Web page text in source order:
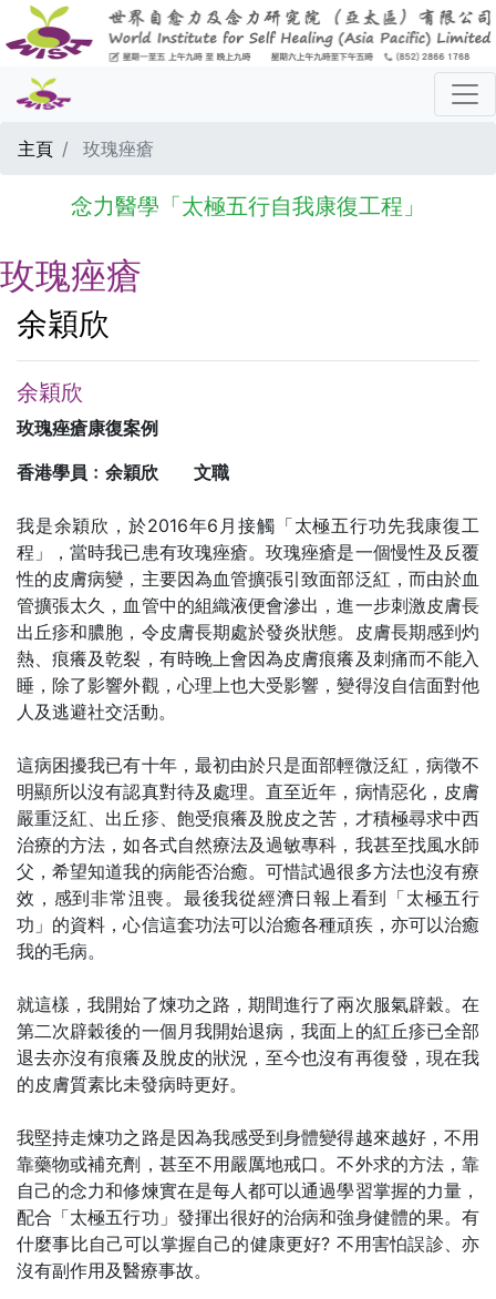
主頁 玫瑰痤瘡
念力醫學「太極五行自我康復工程」
玫瑰痤瘡
余穎欣
余穎欣
玫瑰痤瘡康復案例
香港學員﹕余穎欣 文職
我是余穎欣，於2016年6月接觸「太極五行功先我康復工
程」，當時我已患有玫瑰痤瘡。玫瑰痤瘡是一個慢性及反覆
性的皮膚病變，主要因為血管擴張引致面部泛紅，而由於血
管擴張太久，血管中的組織液便會滲出，進一步刺激皮膚長
出丘疹和膿胞，令皮膚長期處於發炎狀態。皮膚長期感到灼
熱、痕癢及乾裂，有時晚上會因為皮膚痕癢及刺痛而不能入
睡，除了影響外觀，心理上也大受影響，變得沒自信面對他
人及逃避社交活動。
這病困擾我已有十年，最初由於只是面部輕微泛紅，病徵不
明顯所以沒有認真對待及處理。直至近年，病情惡化，皮膚
嚴重泛紅、出丘疹、飽受痕癢及脫皮之苦，才積極尋求中西
治療的方法，如各式自然療法及過敏專科，我甚至找風水師
父，希望知道我的病能否治癒。可惜試過很多方法也沒有療
效，感到非常沮喪。最後我從經濟日報上看到「太極五行
功」的資料，心信這套功法可以治癒各種頑疾，亦可以治癒
我的毛病。
就這樣，我開始了煉功之路，期間進行了兩次服氣辟穀。在
第二次辟穀後的一個月我開始退病，我面上的紅丘疹已全部
退去亦沒有痕癢及脫皮的狀況，至今也沒有再復發，現在我
的皮膚質素比未發病時更好。
我堅持走煉功之路是因為我感受到身體變得越來越好，不用
靠藥物或補充劑，甚至不用嚴厲地戒口。不外求的方法，靠
自己的念力和修煉實在是每人都可以通過學習掌握的力量，
配合「太極五行功」發揮出很好的治病和強身健體的果。有
什麼事比自己可以掌握自己的健康更好? 不用害怕誤診、亦
沒有副作用及醫療事故。